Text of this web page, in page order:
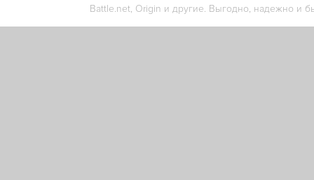
Battle.net, Origin и другие. Выгодно, надежно и